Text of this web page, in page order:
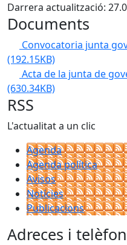
Darrera actualització:
Documents
Convocatoria junta
(192.15KB)
Acta de la junta de
(630.34KB)
RSS
L'actualitat a un clic
Agenda
Agenda política
Avisos
Notícies
Publicacions
Adreces i